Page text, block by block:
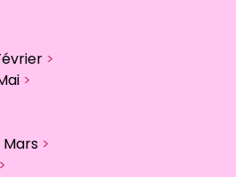
>
>
Mars >
>